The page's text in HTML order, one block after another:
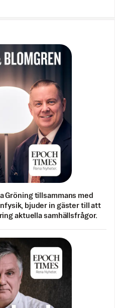
Gröning tillsammans med
bjuder in gäster till att
aktuella samhällsfrågor.